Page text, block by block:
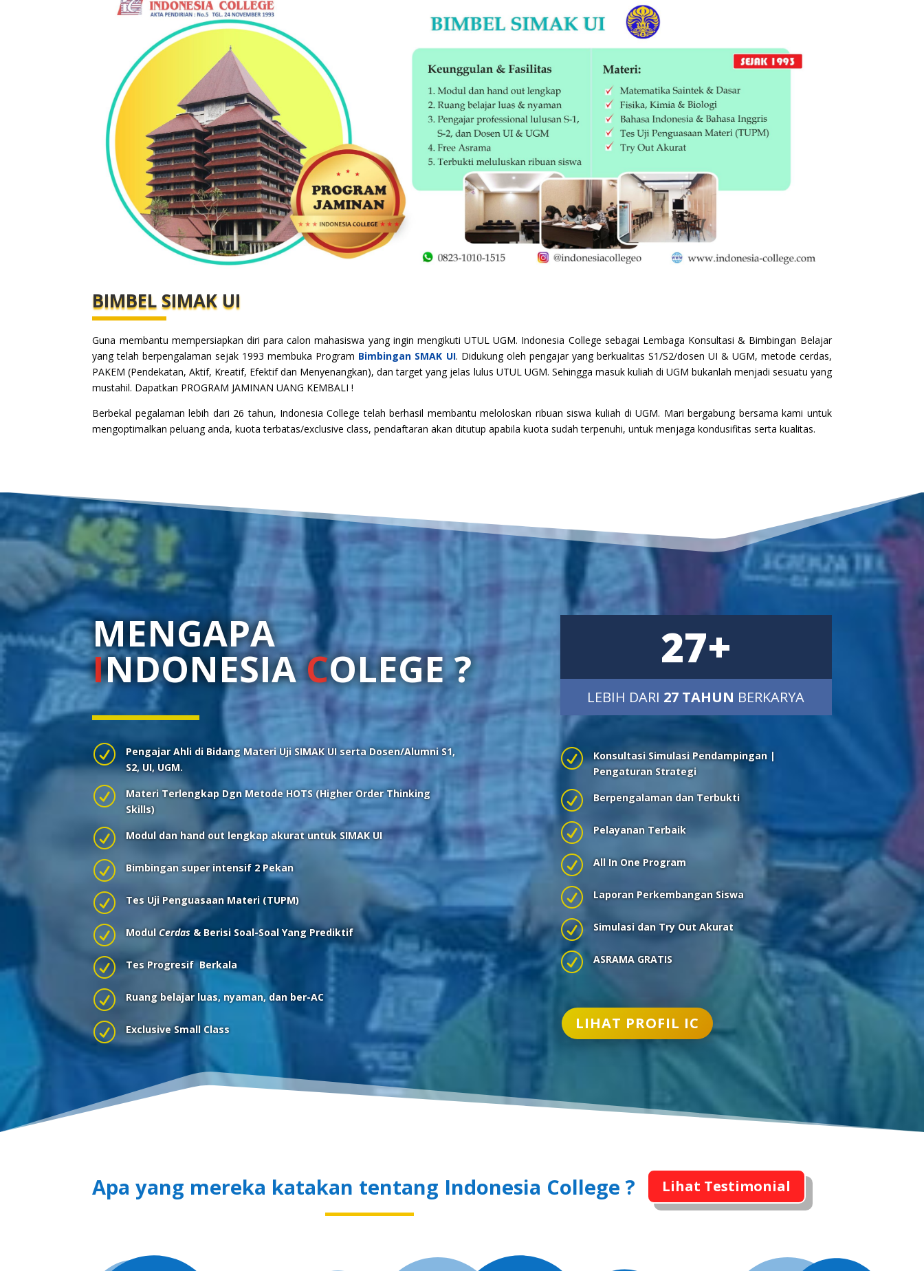
BIMBEL SIMAK UI
Guna membantu mempersiapkan diri para calon mahasiswa yang ingin mengikutiUTUL UGM. Indonesia College sebagai Lembaga Konsultasi & Bimbingan Belajar
yang telah berpengalaman sejak 1993 membuka Program Bimbingan SMAK UI. Didukung oleh pengajar yang berkualitas S1/S2/dosen UI & UGM, metode cerdas,
PAKEM (Pendekatan, Aktif, Kreatif, Efektif dan Menyenangkan), dan target yang jelas lulus UTUL UGM. Sehingga masuk kuliah di UGM bukanlah menjadi sesuatu yang
mustahil. Dapatkan PROGRAM JAMINAN UANG KEMBALI !
Berbekal pegalaman lebih dari 26 tahun, Indonesia College telah berhasil membantu meloloskan ribuan siswa kuliah di UGM. Mari bergabung bersama kami untuk
mengoptimalkan peluang anda, kuota terbatas/exclusive class, pendaftaran akan ditutup apabila kuota sudah terpenuhi, untuk menjaga kondusifitas serta kualitas.
MENGAPA
INDONESIACOLEGE?
R
Pengajar Ahli di Bidang Materi Uji SIMAK UI serta Dosen/Alumni S1,
S2, UI, UGM.
R
Materi Terlengkap Dgn Metode HOTS (Higher Order Thinking
Skills)
R Modul dan hand out lengkap akurat untuk SIMAK UI
R Bimbingan super intensif 2 Pekan
R Tes Uji Penguasaan Materi (TUPM)
R ModulCerdas& Berisi Soal-Soal Yang Prediktif
R Tes Progresif Berkala
R Ruang belajar luas, nyaman, dan ber-AC
R Exclusive Small Class
27+
LEBIH DARI 27 TAHUN BERKARYA
R
Konsultasi Simulasi Pendampingan |
Pengaturan Strategi
R Berpengalaman dan Terbukti
R Pelayanan Terbaik
R All In One Program
R Laporan Perkembangan Siswa
R Simulasi dan Try Out Akurat
R ASRAMA GRATIS
LIHAT PROFIL IC
Apa yang mereka katakan tentang Indonesia College ? Lihat Testimonial